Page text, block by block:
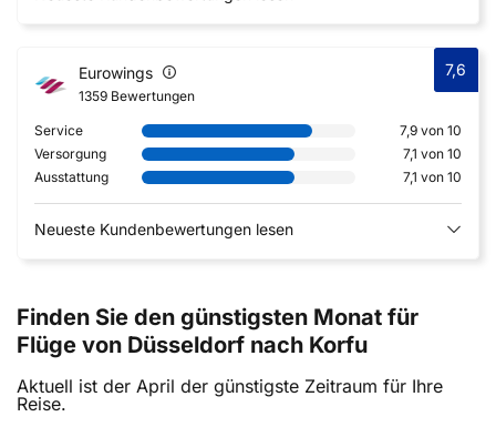
Eurowings
1359 Bewertungen
7,6
Service
7,9 von 10
Versorgung
7,1 von 10
Ausstattung
7,1 von 10
Neueste Kundenbewertungen lesen
Finden Sie den günstigsten Monat für
Flüge von Düsseldorf nach Korfu
Aktuell ist der April der günstigste Zeitraum für Ihre
Reise.